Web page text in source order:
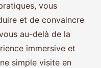
vous
et de convaincre
au-delà de la
immersive et
simple visite en